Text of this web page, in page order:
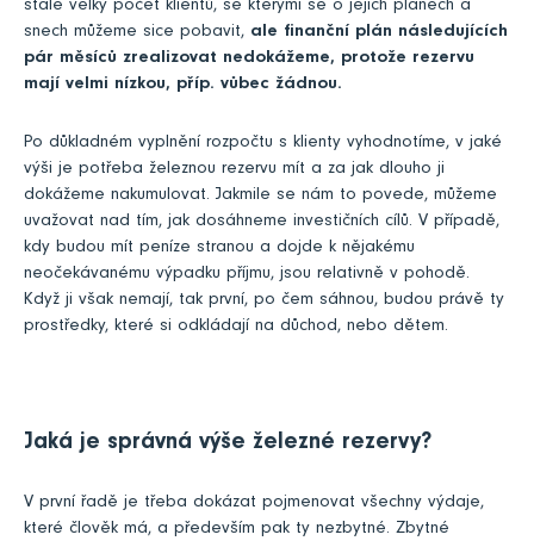
stále velký počet klientů, se kterými se o jejich plánech a
snech můžeme sice pobavit, ale finanční plán následujících
pár měsíců zrealizovat nedokážeme, protože rezervu
mají velmi nízkou, příp. vůbec žádnou.
Po důkladném vyplnění rozpočtu s klienty vyhodnotíme, v jaké
výši je potřeba železnou rezervu mít a za jak dlouho ji
dokážeme nakumulovat. Jakmile se nám to povede, můžeme
uvažovat nad tím, jak dosáhneme investičních cílů. V případě,
kdy budou mít peníze stranou a dojde k nějakému
neočekávanému výpadku příjmu, jsou relativně v pohodě.
Když ji však nemají, tak první, po čem sáhnou, budou právě ty
prostředky, které si odkládají na důchod, nebo dětem.
Jaká je správná výše železné rezervy?
V první řadě je třeba dokázat pojmenovat všechny výdaje,
které člověk má, a především pak ty nezbytné. Zbytné